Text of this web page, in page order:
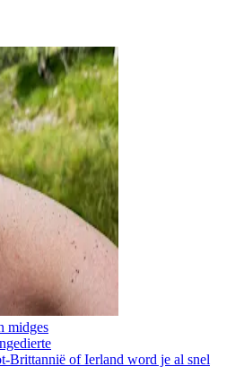
midges
Brittannië of Ierland word je al snel